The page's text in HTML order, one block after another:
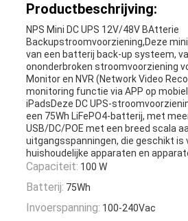
Productbeschrijving:
NPS Mini DC UPS 12V/48V BAtterie
Backupstroomvoorziening,Deze
van een batterij back-up systeem,
ononderbroken stroomvoorziening
Monitor en NVR (Network Video
monitoring functie via APP op
iPadsDeze DC UPS-
een 75Wh LiFePO4-batterij, met
USB/DC/POE met een breed scala
uitgangsspanningen, die geschikt is
huishoudelijke apparaten en
Capaciteit: 100 W
Batterij: 75Wh
Invoerspanning: 100-240Vac